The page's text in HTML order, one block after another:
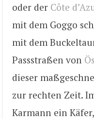
oder der Côte
mit dem Goggo
mit dem
Passstraßen von
dieser
zur rechten Zeit.
Karmann ein